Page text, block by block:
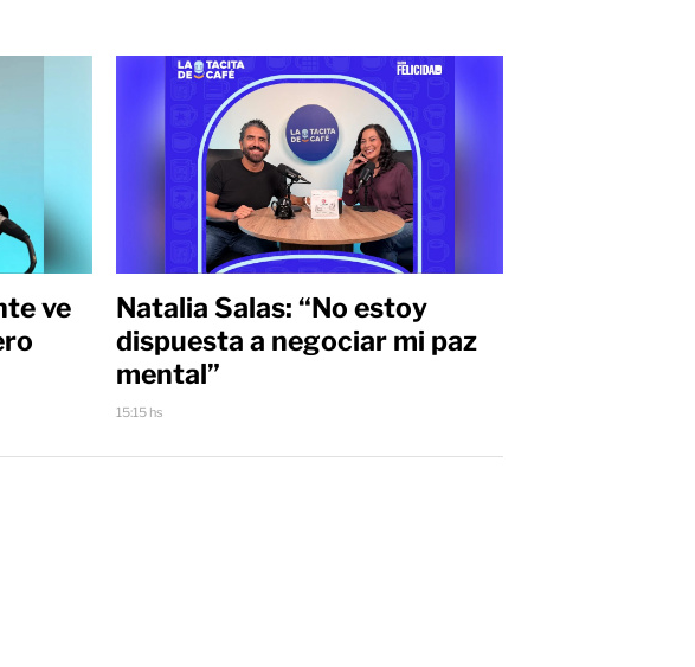
ve
Natalia Salas: “No estoy
dispuesta a negociar mi paz
mental”
15:15 hs